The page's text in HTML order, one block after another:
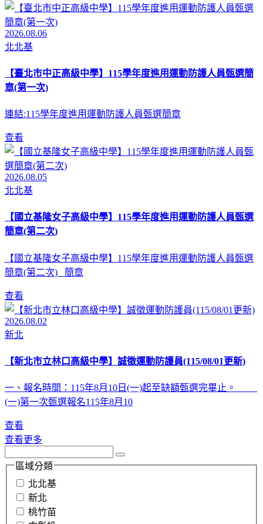
2026.08.06
北北基
【臺北市中正高級中學】115學年度進用運動防護人員甄選簡
章(第一次)
連結:115學年度進用運動防護人員甄選簡章
查看
2026.08.05
北北基
【國立基隆女子高級中學】115學年度進用運動防護人員甄選
簡章(第二次)
【國立基隆女子高級中學】115學年度進用運動防護人員甄選
簡章(第二次) 簡章
查看
2026.08.02
新北
【新北市立林口高級中學】誠徵運動防護員(115/08/01更新)
一、報名時間：115年8月10日(一)起至缺額甄選完畢止。
(一)第一次甄選報名115年8月10
查看
查看更多
區域分類
北北基
新北
桃竹苗